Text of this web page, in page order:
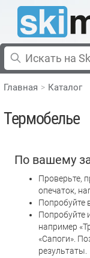
Главная Каталог
Термобелье
По вашему
Проверьте,
опечаток,
Попробуйте
Попробуйте
например
«Сапоги».
результаты.